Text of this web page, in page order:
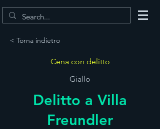
< Torna indietro
Cena con delitto
Giallo
Delitto a Villa
Freundler